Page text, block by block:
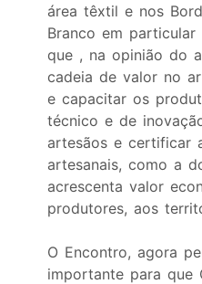
área têxtil e nos
Branco em
que , na opinião do
cadeia de valor no
e capacitar os
técnico e de
artesãos e certificar
artesanais, como a
acrescenta valor
produtores, aos
O Encontro, agora
importante para que